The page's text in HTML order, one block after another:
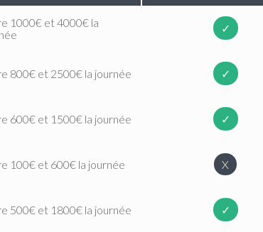
1000€ et 4000€ la
✓
800€ et 2500€ la journée ✓
600€ et 1500€ la journée ✓
100€ et 600€ la journée X
500€ et 1800€ la journée ✓